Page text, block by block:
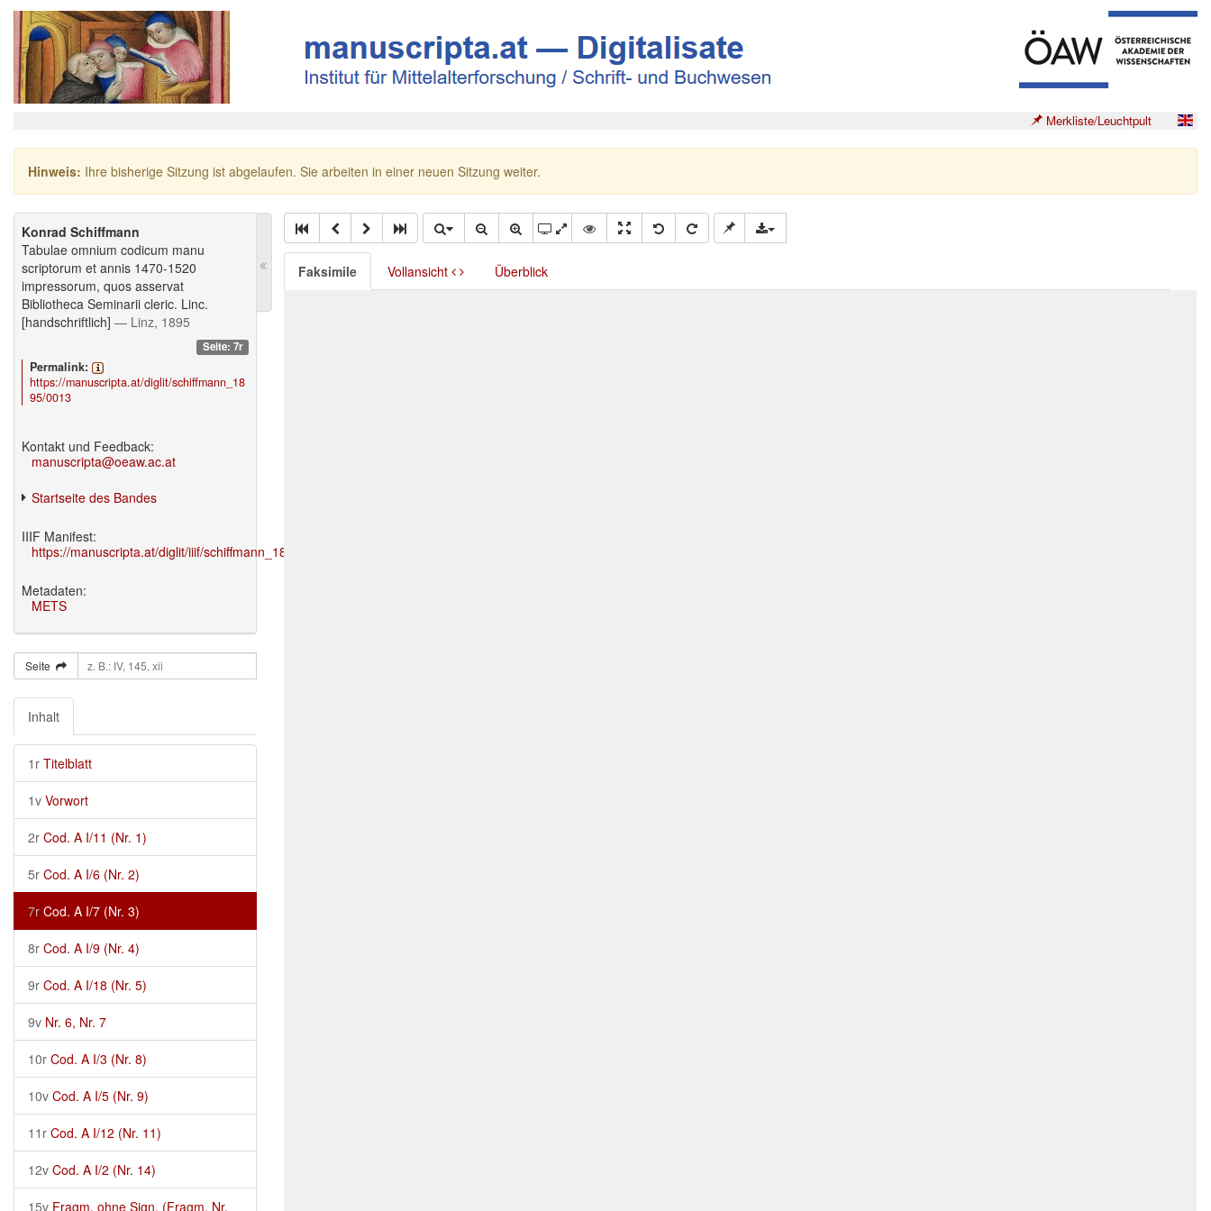
Merkliste/Leuchtpult
Hinweis: Ihre bisherige Sitzung ist abgelaufen. Sie arbeiten in einer neuen Sitzung weiter.
Konrad Schiffmann
Tabulae omnium codicum manu
scriptorum et annis 1470-1520
impressorum, quos asservat
Bibliotheca Seminarii cleric. Linc.
[handschriftlich] — Linz, 1895
Seite: 7r
Permalink:
https://manuscripta.at/diglit/schiffmann_18
95/0013
Kontakt und Feedback:
manuscripta@oeaw.ac.at
Startseite des Bandes
IIIF Manifest:
https://manuscripta.at/diglit/iiif/schiffmann_1895/manifest.json
Metadaten:
METS
Seite
Inhalt
1r Titelblatt
1v Vorwort
2r Cod. A I/11 (Nr. 1)
5r Cod. A I/6 (Nr. 2)
7r Cod. A I/7 (Nr. 3)
8r Cod. A I/9 (Nr. 4)
9r Cod. A I/18 (Nr. 5)
9v Nr. 6, Nr. 7
10r Cod. A I/3 (Nr. 8)
10v Cod. A I/5 (Nr. 9)
11r Cod. A I/12 (Nr. 11)
12v Cod. A I/2 (Nr. 14)
15v Fragm. ohne Sign. (Fragm. Nr.
Faksimile Vollansicht Überblick